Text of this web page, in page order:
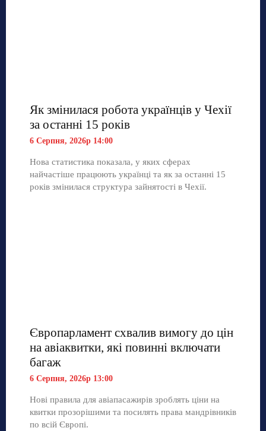
Як змінилася робота українців у Чехії
за останні 15 років
6 Серпня, 2026р 14:00
Нова статистика показала, у яких сферах
найчастіше працюють українці та як за останні 15
років змінилася структура зайнятості в Чехії.
Європарламент схвалив вимогу до цін
на авіаквитки, які повинні включати
багаж
6 Серпня, 2026р 13:00
Нові правила для авіапасажирів зроблять ціни на
квитки прозорішими та посилять права мандрівників
по всій Європі.